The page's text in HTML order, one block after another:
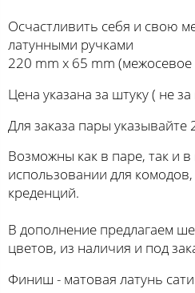
Осчастливить себя и свою
латунными ручками
220 mm х 65 mm
Цена указана за штуку ( не за
Для заказа пары указывайте
Возможны как в паре, так и
использовании для
креденций.
В дополнение предлагаем
цветов, из наличия и под
Финиш - матовая латунь